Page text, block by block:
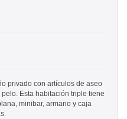
privado con artículos de aseo
Esta habitación triple tiene
minibar, armario y caja